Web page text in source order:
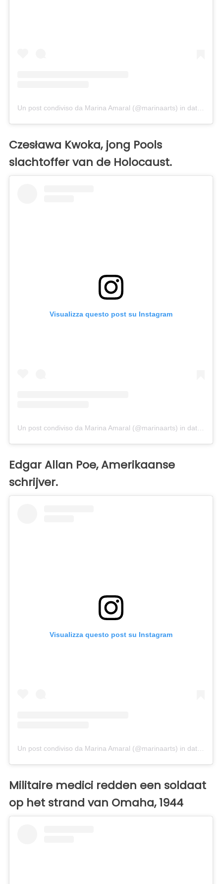
Un post condiviso da Marina Amaral (@marinaarts) in data:
Czesława Kwoka, jong Pools
slachtoffer van de Holocaust.
Visualizza questo post su Instagram
Un post condiviso da Marina Amaral (@marinaarts) in data:
Edgar Allan Poe, Amerikaanse
schrijver.
Visualizza questo post su Instagram
Un post condiviso da Marina Amaral (@marinaarts) in data:
Militaire medici redden een soldaat
op het strand van Omaha, 1944